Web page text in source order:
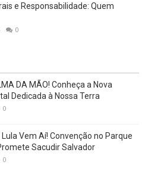
e Responsabilidade: Quem
0
DA MÃO! Conheça a Nova
Dedicada à Nossa Terra
0
Vem Aí! Convenção no Parque
Sacudir Salvador
0